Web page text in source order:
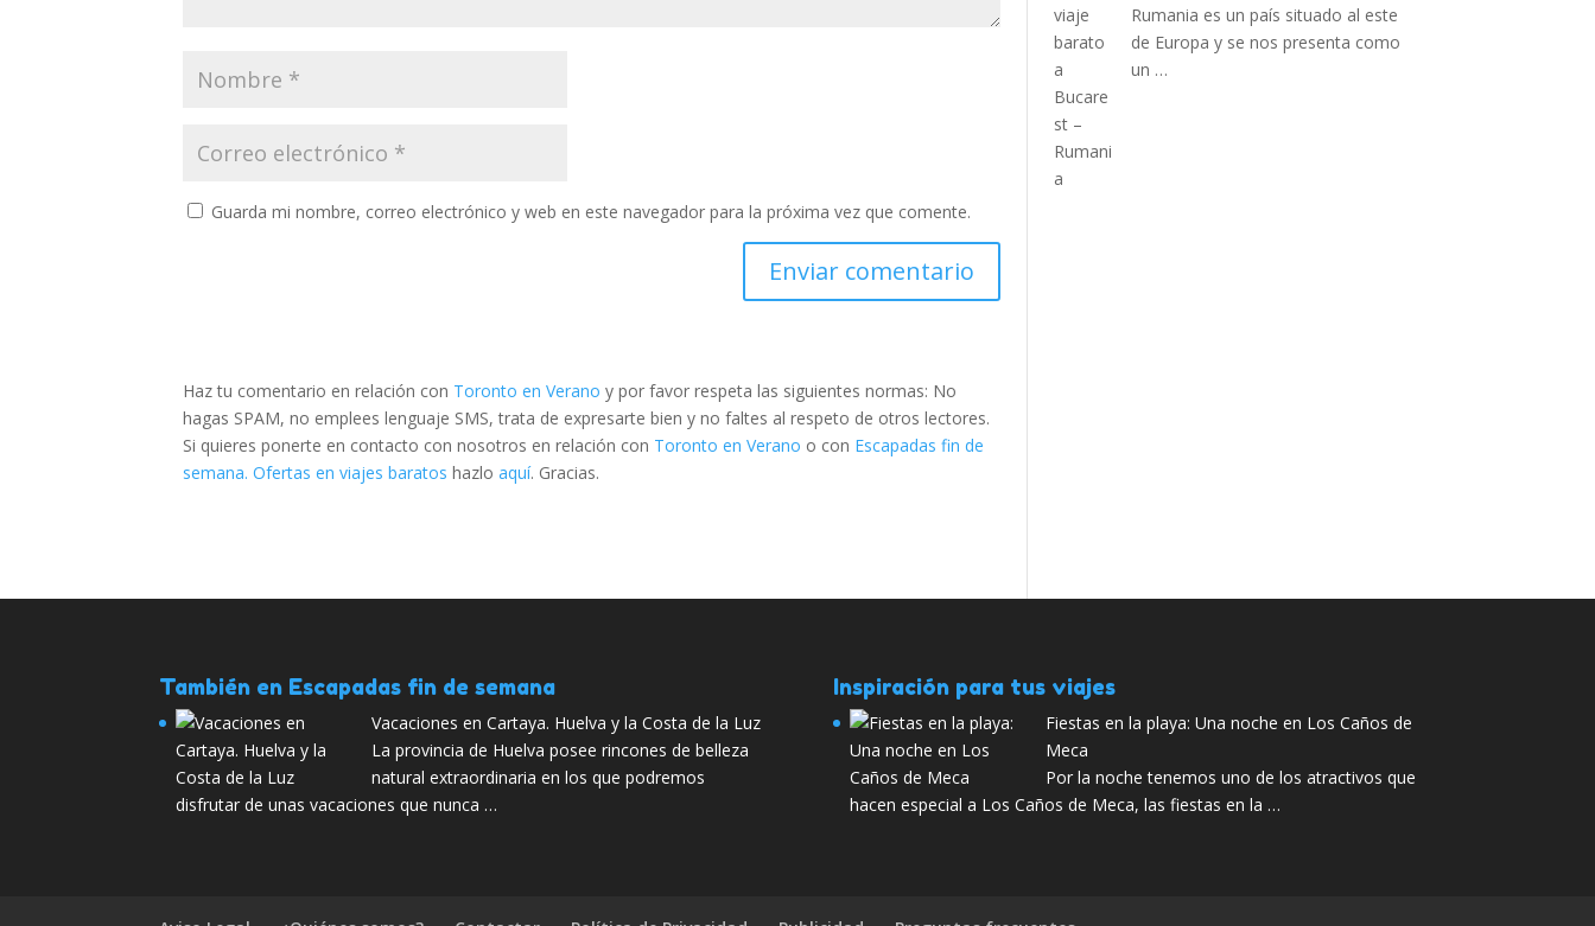
Guarda mi nombre, correo electrónico y web en este navegador para la próxima vez que comente.
Haz tu comentario en relación con Toronto en Verano y por favor respeta las siguientes normas: No
hagas SPAM, no emplees lenguaje SMS, trata de expresarte bien y no faltes al respeto de otros lectores.
Si quieres ponerte en contacto con nosotros en relación con Toronto en Verano o con Escapadas fin de
semana. Ofertas en viajes baratos hazloaquí. Gracias.
Rumania es un país situado al este
de Europa y se nos presenta como
un …
También en Escapadas fin de semana
Vacaciones en Cartaya. Huelva y la Costa de la Luz
La provincia de Huelva posee rincones de belleza
natural extraordinaria en los que podremos
disfrutar de unas vacaciones que nunca …
Inspiración para tus viajes
Fiestas en la playa: Una noche en Los Caños de
Meca
Por la noche tenemos uno de los atractivos que
hacen especial a Los Caños de Meca, las fiestas en la …